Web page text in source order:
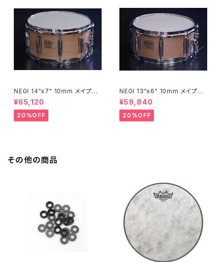
NEGI 14"x7" 10mm メイプル
スネア M10R1470P-S2N
¥65,120
20%OFF
NEGI 13"x6" 10mm メイプル
スネア M10R1360R8-S2N
¥59,840
20%OFF
その他の商品